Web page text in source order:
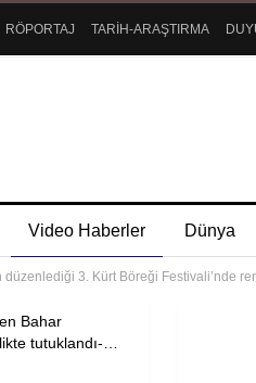
RÖPORTAJ TARİH-ARAŞTIRMA
Video Haberler Dünya
düzenlediği 3. Kürt Böreği Festivali’nde
Bahar
tutuklandı-…